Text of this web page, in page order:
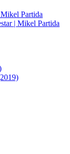
| Mikel Partida